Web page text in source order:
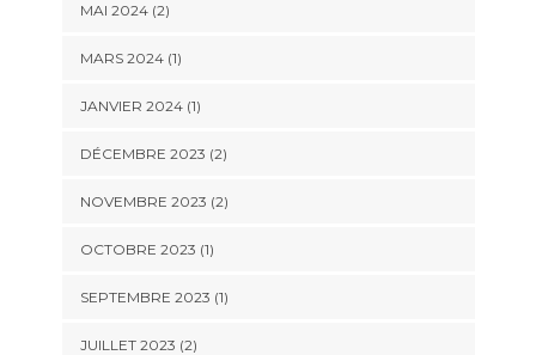
MAI 2024(2)
MARS 2024(1)
JANVIER 2024(1)
DÉCEMBRE 2023 (2)
NOVEMBRE 2023 (2)
OCTOBRE 2023 (1)
SEPTEMBRE 2023 (1)
JUILLET 2023 (2)